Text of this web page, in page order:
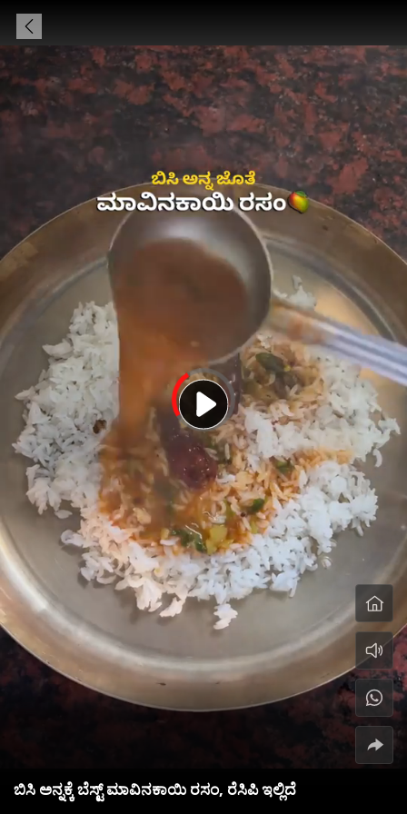
ಬಿಸಿ ಅನ್ನಕ್ಕೆ ಬೆಸ್ಟ್ ಮಾವಿನಕಾಯಿ ರಸಂ, ರೆಸಿಪಿ ಇಲ್ಲಿದೆ